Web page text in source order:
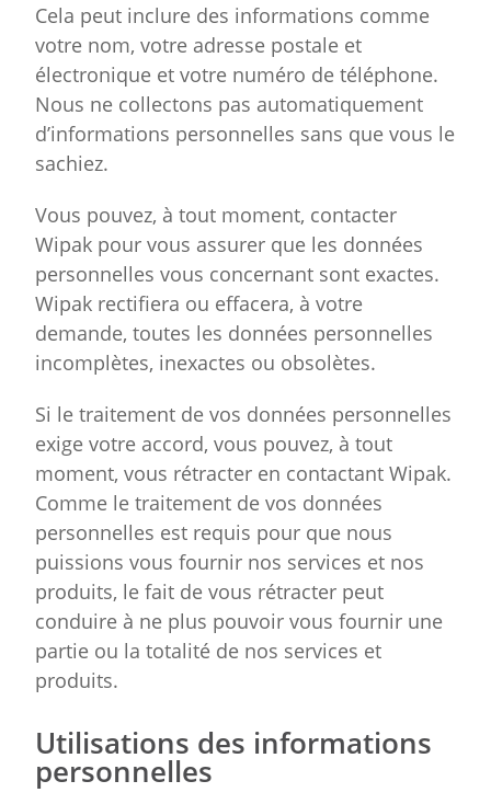
Cela peut inclure des informations comme
votre nom, votre adresse postale et
électronique et votre numéro de téléphone.
Nous ne collectons pas automatiquement
d’informations personnelles sans que vous le
sachiez.
Vous pouvez, à tout moment, contacter
Wipak pour vous assurer que les données
personnelles vous concernant sont exactes.
Wipak rectifiera ou effacera, à votre
demande, toutes les données personnelles
incomplètes, inexactes ou obsolètes.
Si le traitement de vos données personnelles
exige votre accord, vous pouvez, à tout
moment, vous rétracter en contactant Wipak.
Comme le traitement de vos données
personnelles est requis pour que nous
puissions vous fournir nos services et nos
produits, le fait de vous rétracter peut
conduire à ne plus pouvoir vous fournir une
partie ou la totalité de nos services et
produits.
Utilisations des informations
personnelles